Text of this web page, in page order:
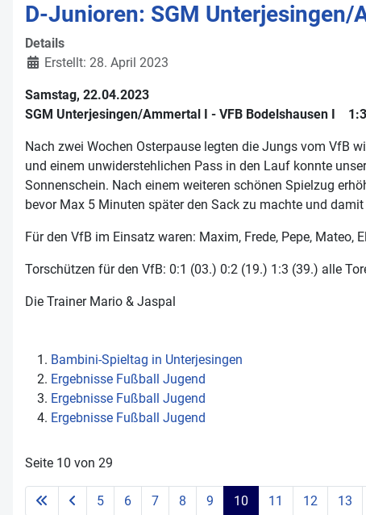
D-Junioren: SGM
Details
Erstellt: 28. April 2023
Samstag, 22.04.2023
SGM Unterjesingen/Ammertal I - VFB Bodelshausen I
Nach zwei Wochen Osterpause legten die Jungs vom VfB
und einem unwiderstehlichen Pass in den Lauf konnte
Sonnenschein. Nach einem weiteren schönen Spielzug
bevor Max 5 Minuten später den Sack zu machte und
Für den VfB im Einsatz waren: Maxim, Frede, Pepe, Mateo,
Torschützen für den VfB: 0:1 (03.) 0:2 (19.) 1:3 (39.) alle
Die Trainer Mario & Jaspal
Bambini-Spieltag in Unterjesingen
Ergebnisse Fußball Jugend
Ergebnisse Fußball Jugend
Ergebnisse Fußball Jugend
Seite 10 von 29
5 6 7 8 9 10 11 12 13